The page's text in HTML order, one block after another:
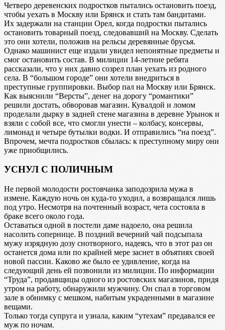
Четверо деревенских подростков пытались остановить поезд,
чтобы уехать в Москву или Брянск и стать там бандитами.
Их задержали на станции Орел, когда подростки пытались
остановить товарный поезд, следовавший на Москву. Сделать
это они хотели, положив на рельсы деревянные брусья.
Однако машинист еще издали увидел непонятные предметы и
смог остановить состав. В милиции 14-летние ребята
рассказали, что у них давно созрел план уехать из родного
села. В “большом городе” они хотели внедриться в
преступные группировки. Выбор пал на Москву или Брянск.
Как выяснили “Версты”, денег на дорогу “романтики”
решили достать, обворовав магазин. Кувалдой и ломом
проделали дырку в задней стене магазина в деревне Урынок и
взяли с собой все, что смогли унести – колбасу, консервы,
лимонад и четыре бутылки водки. И отправились “на поезд”.
Впрочем, мечта подростков сбылась: к преступному миру они
уже приобщились.
УСНУЛ С ПОЛИЧНЫМ
Не первой молодости ростовчанка заподозрила мужа в
измене. Каждую ночь он куда-то уходил, а возвращался лишь
под утро. Несмотря на почтенный возраст, чета состояла в
браке всего около года.
Оставаться одной в постели даме надоело, она решила
насолить сопернице. В поздний вечерний чай подсыпала
мужу изрядную дозу снотворного, надеясь, что в этот раз он
останется дома или по крайней мере заснет в объятиях своей
новой пассии. Каково же было ее удивление, когда на
следующий день ей позвонили из милиции. По информации
“Труда”, продавщицы одного из ростовских магазинов, придя
утром на работу, обнаружили мужчину. Он спал в торговом
зале в обнимку с мешком, набитым украденными в магазине
вещами.
Только тогда супруга и узнала, каким “утехам” предавался ее
муж по ночам.